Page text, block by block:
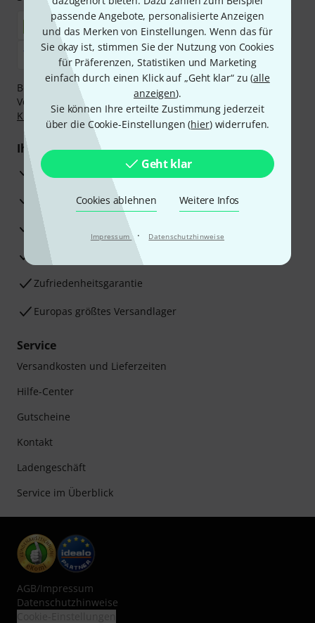
passende Angebote, personalisierte Anzeigen
und das Merken von Einstellungen. Wenn das für
Sie okay ist, stimmen Sie der Nutzung von Cookies
für Präferenzen, Statistiken und Marketing
einfach durch einen Klick auf „Geht klar“ zu (alle
anzeigen).
Sie können Ihre erteilte Zustimmung jederzeit
über die Cookie-Einstellungen (hier) widerrufen.
Geht klar
Cookies ablehnen Weitere Infos
Impressum · Datenschutzhinweise
Bezahlen Sie vertraulich und sicher per Nachnahme,
Vorkasse, PayPal, Amazon Pay,Klarna Sofort bezahlen
Klarna Ratenzahlungoder Kreditkarte.
Ihre Vorteile
3 Jahre Thomann Garantie
30 Tage Money-Back-Garantie
Beratung durch Fachexperten
Zufriedenheitsgarantie
Europas größtes Versandlager
Service
Versandkosten und Lieferzeiten
Hilfe-Center
Gutscheine
Kontakt
Ladengeschäft
Service im Überblick
AGB/Impressum
Datenschutzhinweise